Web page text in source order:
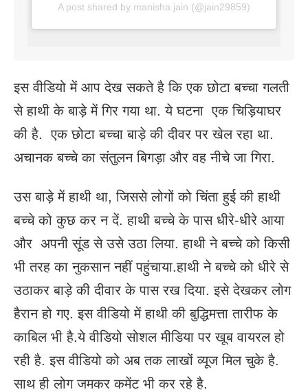
A post shared by manisha jain (@jain29859)
इस वीडियो में आप देख सकते है कि एक छोटा बच्चा गलती
से हाथी के बाड़े में गिर गया था. ये घटना एक चिड़ियाघर
की है. एक छोटा बच्चा बाड़े की दीवर पर खेल रहा था.
अचानक बच्चे का संतुलन बिगड़ा और वह नीचे जा गिरा.
उस बाड़े में हाथी था, जिससे लोगों को चिंता हुई की हाथी
बच्चे को कुछ कर न दें. हाथी बच्चे के पास धीरे-धीरे आया
और अपनी सूंड से उसे उठा लिया. हाथी ने बच्चे को किसी
भी तरह का नुकसान नहीं पहुंचाया.हाथी ने बच्चे को धीरे से
उठाकर बाड़े की दीवार के पास रख दिया. इसे देखकर लोग
हैरान हो गए. इस वीडियो में हाथी की बुद्धिमत्ता तारीफ के
काबिल भी है.ये वीडियो सोशल मीडिया पर खूब वायरल हो
रही है. इस वीडियो को अब तक लाखों व्यूज मिल चुके है.
साथ ही लोग जमकर कमेंट भी कर रहे है.